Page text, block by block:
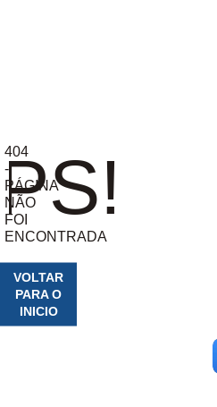
404
-
PÁGINA
NÃO
FOI
ENCONTRADA
VOLTAR
PARA O
INICIO